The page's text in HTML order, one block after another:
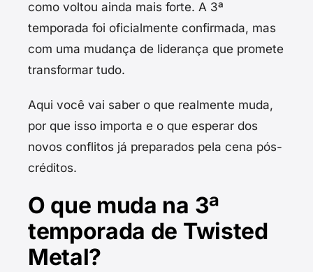
como voltou ainda mais forte. A 3ª
temporada foi oficialmente confirmada, mas
com uma mudança de liderança que promete
transformar tudo.
Aqui você vai saber o que realmente muda,
por que isso importa e o que esperar dos
novos conflitos já preparados pela cena pós-
créditos.
O que muda na 3ª
temporada de Twisted
Metal?